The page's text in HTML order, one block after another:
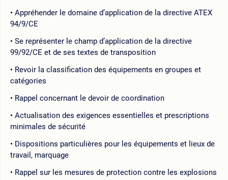
Appréhender le domaine d’application de la directive ATEX
94/9/CE
Se représenter le champ d’application de la directive
99/92/CE et de ses textes de transposition
Revoir la classification des équipements en groupes et
catégories
Rappel concernant le devoir de coordination
Actualisation des exigences essentielles et prescriptions
minimales de sécurité
Dispositions particulières pour les équipements et lieux de
travail, marquage
Rappel sur les mesures de protection contre les explosions